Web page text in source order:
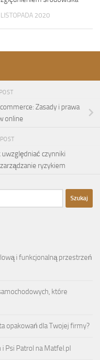
2020
Zasady i prawa
online
czynniki
ryzykiem
i funkcjonalną przestrzeń
które
opakowań dla Twojej firmy?
Psi Patrol na Matfel.pl